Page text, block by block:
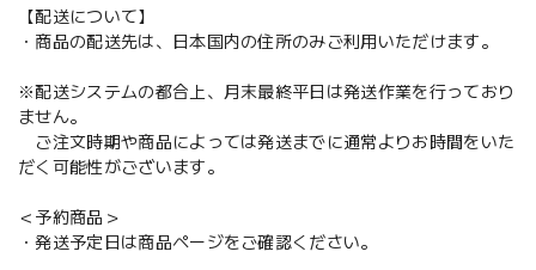
【配送について】
・商品の配送先は、日本国内の住所のみご利用いただけます。
※配送システムの都合上、月末最終平日は発送作業を行っており
ません。
ご注文時期や商品によっては発送までに通常よりお時間をいた
だく可能性がございます。
＜予約商品＞
・発送予定日は商品ページをご確認ください。